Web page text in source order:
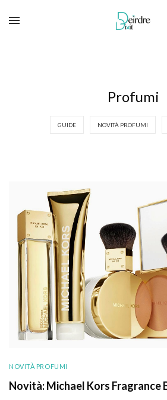
Profumi
GUIDE NOVITÀ PROFUMI
NOVITÀ PROFUMI
Novità: Michael Kors Fragrance